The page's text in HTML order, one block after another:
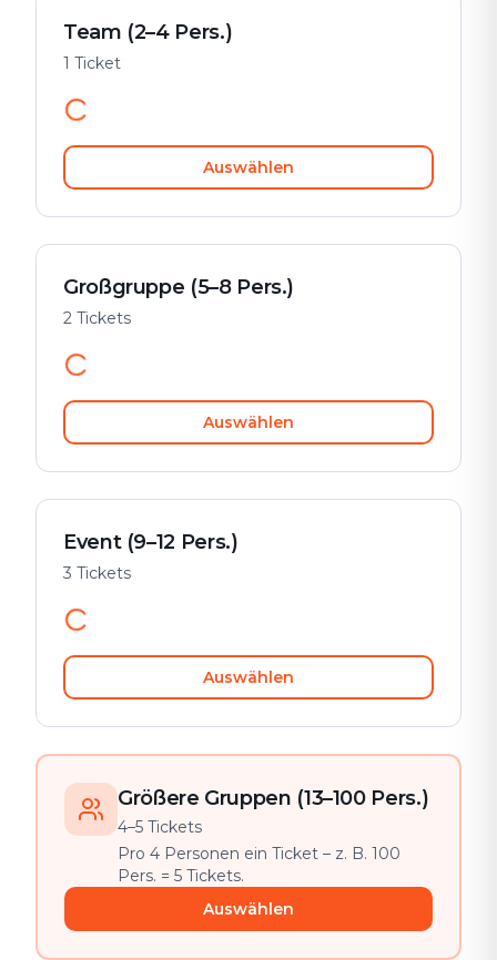
Team (2–4 Pers.)
1 Ticket
Auswählen
Großgruppe (5–8 Pers.)
2 Tickets
Auswählen
Event (9–12 Pers.)
3 Tickets
Auswählen
Größere Gruppen (13–100 Pers.)
4–5 Tickets
Pro 4 Personen ein Ticket – z. B. 100
Pers. = 5 Tickets.
Auswählen